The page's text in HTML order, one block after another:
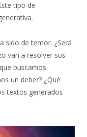
tipo de
sido de temor. ¿Será
van a resolver sus
buscamos
un deber? ¿Qué
textos generados